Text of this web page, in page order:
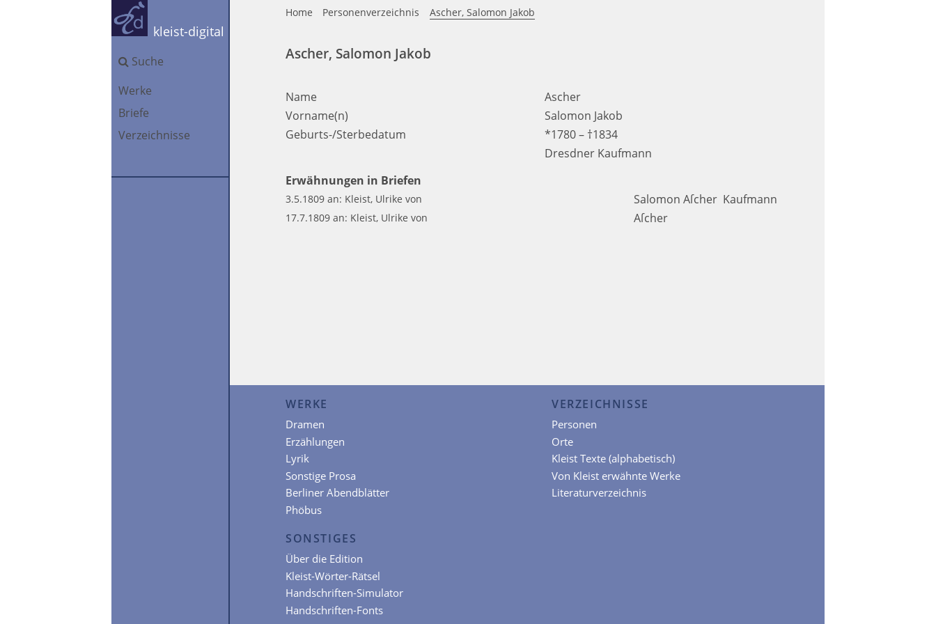
kleist-digital
Suche
Werke
Briefe
Verzeichnisse
Home Personenverzeichnis Ascher, Salomon Jakob
Ascher, Salomon Jakob
Name
Ascher
Vorname(n)
Salomon Jakob
Geburts-/Sterbedatum
*1780 – †1834
Dresdner Kaufmann
Erwähnungen in Briefen
3.5.1809 an: Kleist, Ulrike von Salomon Aſcher Kaufmann
17.7.1809 an: Kleist, Ulrike von Aſcher
WERKE
Dramen
Erzählungen
Lyrik
Sonstige Prosa
Berliner Abendblätter
Phöbus
VERZEICHNISSE
Personen
Orte
Kleist Texte (alphabetisch)
Von Kleist erwähnte Werke
Literaturverzeichnis
SONSTIGES
Über die Edition
Kleist-Wörter-Rätsel
Handschriften-Simulator
Handschriften-Fonts